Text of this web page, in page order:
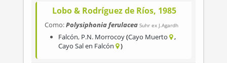
Lobo & Rodríguez de Ríos, 1985
Como:Polysiphonia ferulacea Suhr ex J.Agardh
Falcón, P.N. Morrocoy Cayo Muerto
Cayo Sal en Falcón